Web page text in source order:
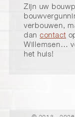
Zijn uw
verbouwen,
dan contact
Willemsen…
het huis!